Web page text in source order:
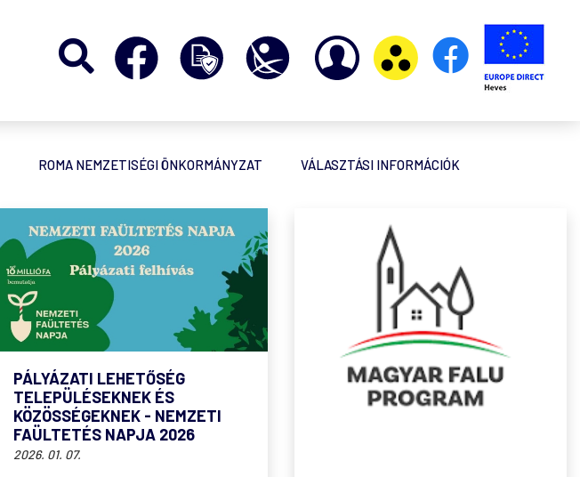
ROMA NEMZETISÉGI ÖNKORMÁNYZAT VÁLASZTÁSI INFORMÁCIÓK
PÁLYÁZATI LEHETŐSÉG
TELEPÜLÉSEKNEK ÉS
KÖZÖSSÉGEKNEK - NEMZETI
FAÜLTETÉS NAPJA 2026
2026. 01. 07.